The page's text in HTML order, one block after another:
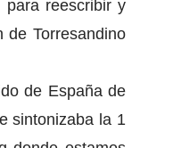
para reescribir y
de Torresandino
de España de
sintonizaba la 1